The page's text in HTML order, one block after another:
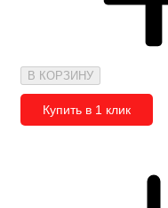
В КОРЗИНУ
Купить в 1 клик